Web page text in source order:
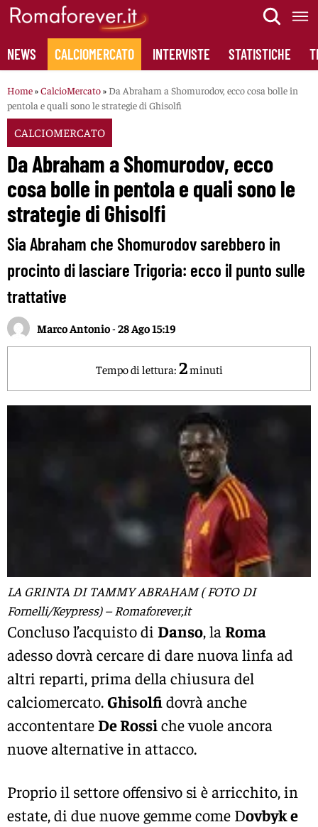
Skip
content
NEWS CALCIOMERCATO INTERVISTE STATISTICHE
Home»CalcioMercato» Da Abraham a Shomurodov, ecco cosa bolle in
pentola e quali sono le strategie di Ghisolfi
CALCIOMERCATO
Da Abraham a Shomurodov, ecco
cosa bolle in pentola e quali sono le
strategie di Ghisolfi
Sia Abraham che Shomurodov sarebbero in
procinto di lasciare Trigoria: ecco il punto sulle
trattative
Marco Antonio-28 Ago 15:19
Tempo di lettura: 2minuti
LA GRINTA DI TAMMY ABRAHAM ( FOTO DI
Fornelli/Keypress) – Romaforever,it
Concluso l’acquisto di Danso, la Roma
adesso dovrà cercare di dare nuova linfa ad
altri reparti, prima della chiusura del
calciomercato.Ghisolfidovrà anche
accontentareDe Rossiche vuole ancora
nuove alternative in attacco.
Proprio il settore offensivo si è arricchito, in
estate, di due nuove gemme come Dovbyk e